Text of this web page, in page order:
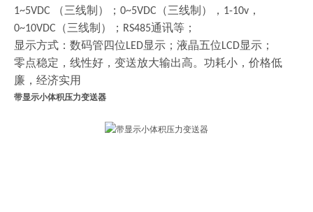
1~5VDC
（三线制）； 0~5VDC （三线制）， 1-10v ，
0~10VDC （三线制）； RS485通讯等；
显示方式：数码管四位LED显示；液晶五位LCD显示；
零点稳定，线性好，变送放大输出高。功耗小，价格低
廉，经济实用
带显示小体积压力变送器